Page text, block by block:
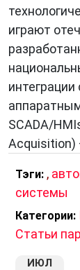
играют
SCADA/
Acquisition)
Тэги: ,
системы
Категории:
Статьи
ИЮЛ